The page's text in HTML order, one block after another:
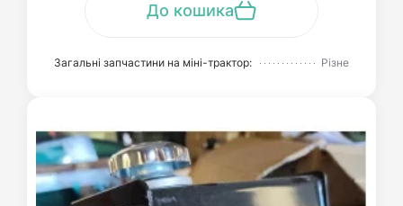
До кошика
Загальні запчастини на міні-трактор: Різне